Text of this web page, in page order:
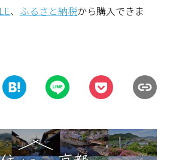
、ふるさと納税から購入できま